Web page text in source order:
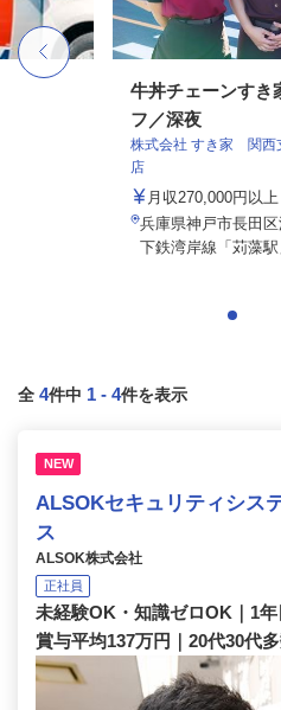
牛丼チェーンすき
フ／深夜
株式会社 すき家 関西
店
月収270,000円以上
兵庫県神戸市長田
下鉄湾岸線「苅藻駅
全 4件中 1 - 4件を表示
NEW
ALSOKセキュリティシス
ス
ALSOK株式会社
正社員
未経験OK・知識ゼロOK｜1年
賞与平均137万円｜20代30代多